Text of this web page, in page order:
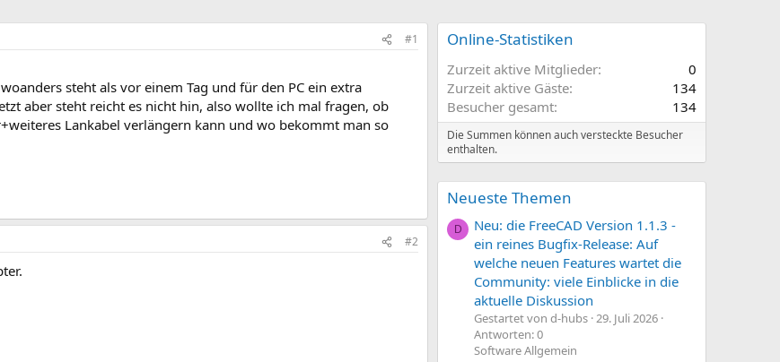
#1
steht als vor einem Tag und für den PC ein extra
aber steht reicht es nicht hin, also wollte ich mal fragen, ob
Lankabel verlängern kann und wo bekommt man so
#2
Online-Statistiken
Zurzeit aktive Mitglieder
0
Zurzeit aktive Gäste
134
Besucher gesamt
134
Die Summen können auch versteckte Besucher
enthalten.
Neueste Themen
D
Neu: die FreeCAD Version 1.1.3 -
ein reines Bugfix-Release: Auf
welche neuen Features wartet die
Community: viele Einblicke in die
aktuelle Diskussion
Gestartet von d-hubs 29. Juli 2026
Antworten: 0
Software Allgemein